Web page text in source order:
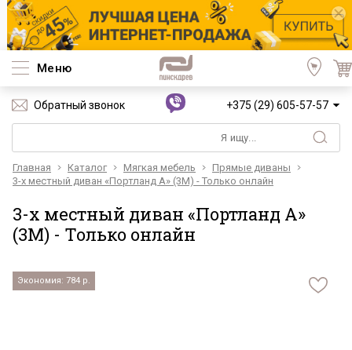
Меню
Обратный звонок +375 (29) 605-57-57
Главная Каталог Мягкая мебель
Прямые диваны
3-х местный диван «Портланд А» (3M) - Только онлайн
3-х местный диван «Портланд А»
(3M) - Только онлайн
Экономия: 784 р.